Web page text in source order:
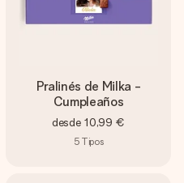
Pralinés de Milka -
Cumpleaños
desde 10,99 €
5 Tipos